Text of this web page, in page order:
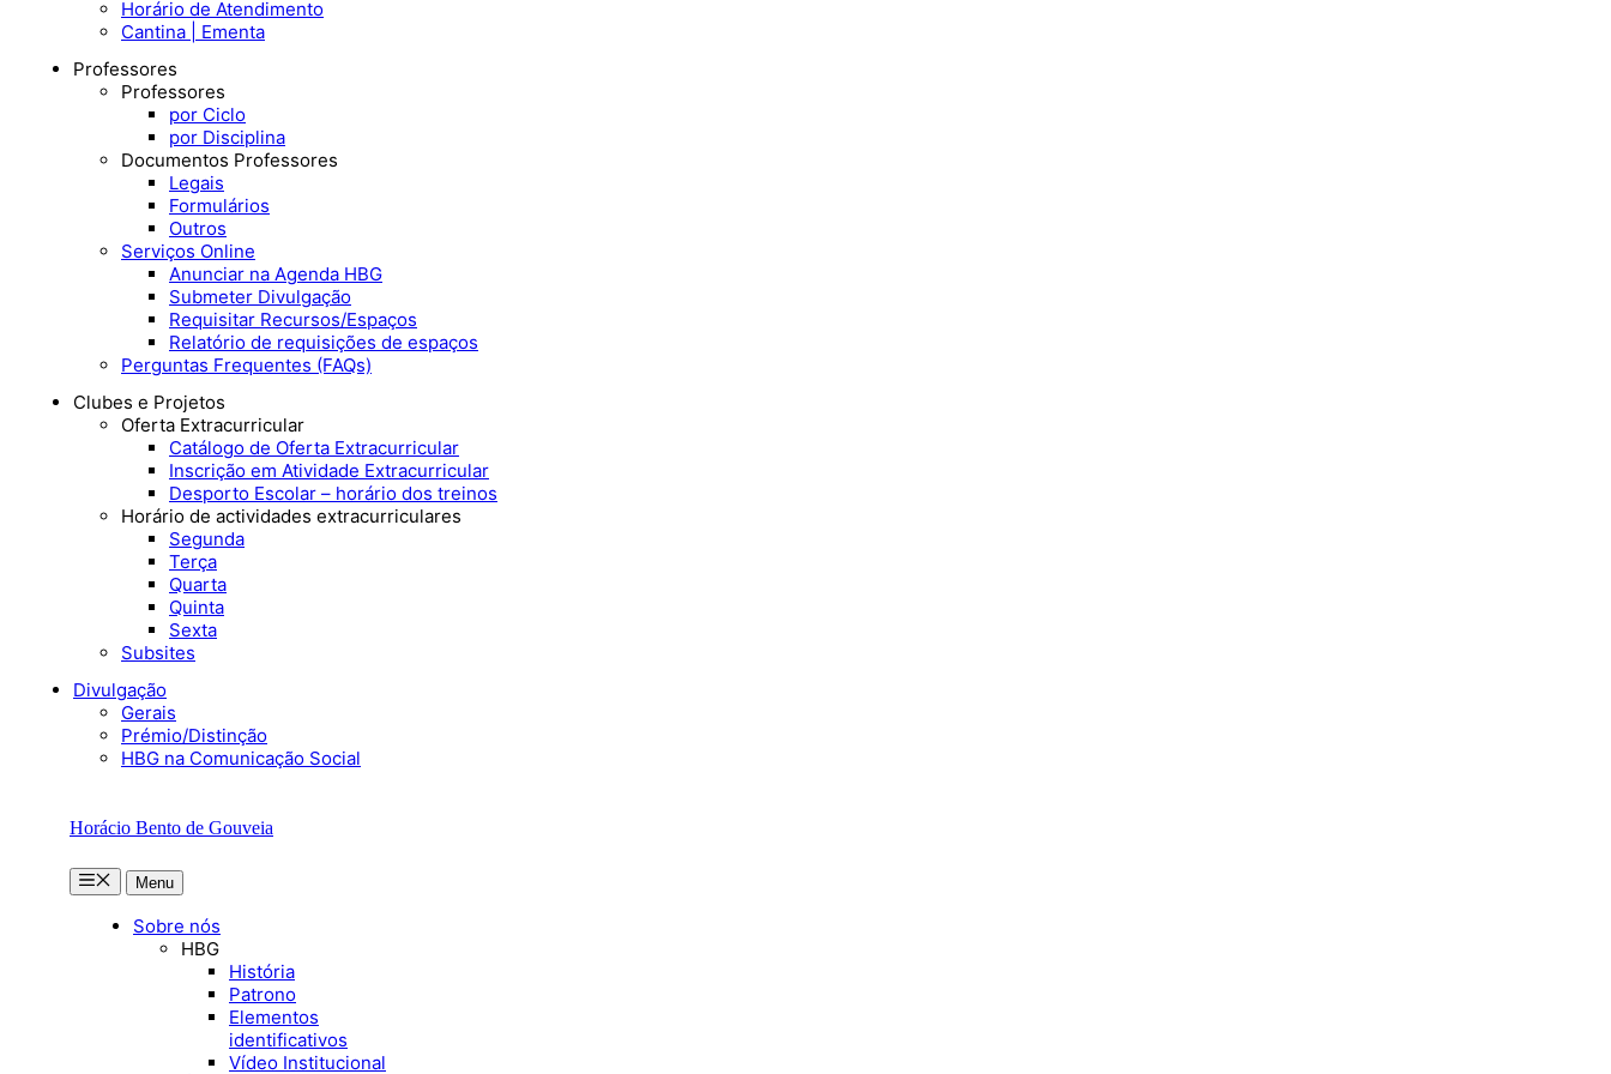
Horário de Atendimento
Cantina | Ementa
Professores
Professores
por Ciclo
por Disciplina
Documentos Professores
Legais
Formulários
Outros
Serviços Online
Anunciar na Agenda HBG
Submeter Divulgação
Requisitar Recursos/Espaços
Relatório de requisições de espaços
Perguntas Frequentes (FAQs)
Clubes e Projetos
Oferta Extracurricular
Catálogo de Oferta Extracurricular
Inscrição em Atividade Extracurricular
Desporto Escolar – horário dos treinos
Horário de actividades extracurriculares
Segunda
Terça
Quarta
Quinta
Sexta
Subsites
Divulgação
Gerais
Prémio/Distinção
HBG na Comunicação Social
Horácio Bento de Gouveia
MenuMenu
Sobre nós
HBG
História
Patrono
Elementos
identificativos
Vídeo Institucional